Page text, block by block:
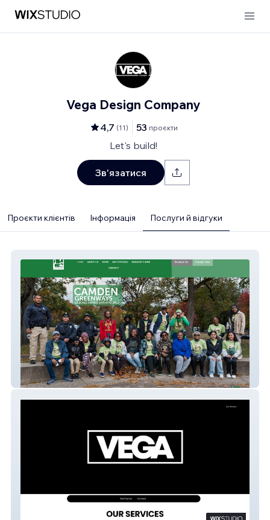
Vega Design Company
4,7 (11) 53 проєкти
Let's build!
Зв'язатися
Проєкти клієнтів Інформація Послуги й відгуки
Camden Greenways